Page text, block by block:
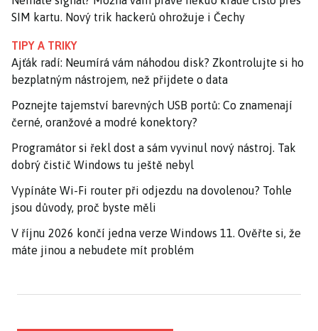
SIM kartu. Nový trik hackerů ohrožuje i Čechy
TIPY A TRIKY
Ajťák radí: Neumírá vám náhodou disk? Zkontrolujte si ho
bezplatným nástrojem, než přijdete o data
Poznejte tajemství barevných USB portů: Co znamenají
černé, oranžové a modré konektory?
Programátor si řekl dost a sám vyvinul nový nástroj. Tak
dobrý čistič Windows tu ještě nebyl
Vypínáte Wi-Fi router při odjezdu na dovolenou? Tohle
jsou důvody, proč byste měli
V říjnu 2026 končí jedna verze Windows 11. Ověřte si, že
máte jinou a nebudete mít problém